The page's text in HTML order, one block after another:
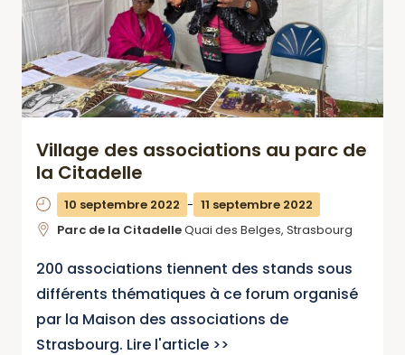
Village des associations au parc de
la Citadelle
10 septembre 2022 - 11 septembre 2022
Parc de la CitadelleQuai des Belges, Strasbourg
200 associations tiennent des stands sous
différents thématiques à ce forum organisé
par la Maison des associations de
Strasbourg. Lire l'article >>